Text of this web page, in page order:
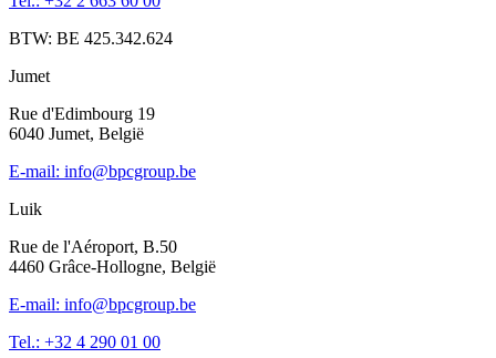
BTW: BE 425.342.624
Jumet
Rue d'Edimbourg 19
6040 Jumet, België
E-mail: info@bpcgroup.be
Luik
Rue de l'Aéroport, B.50
4460 Grâce-Hollogne, België
E-mail: info@bpcgroup.be
Tel.: +32 4 290 01 00